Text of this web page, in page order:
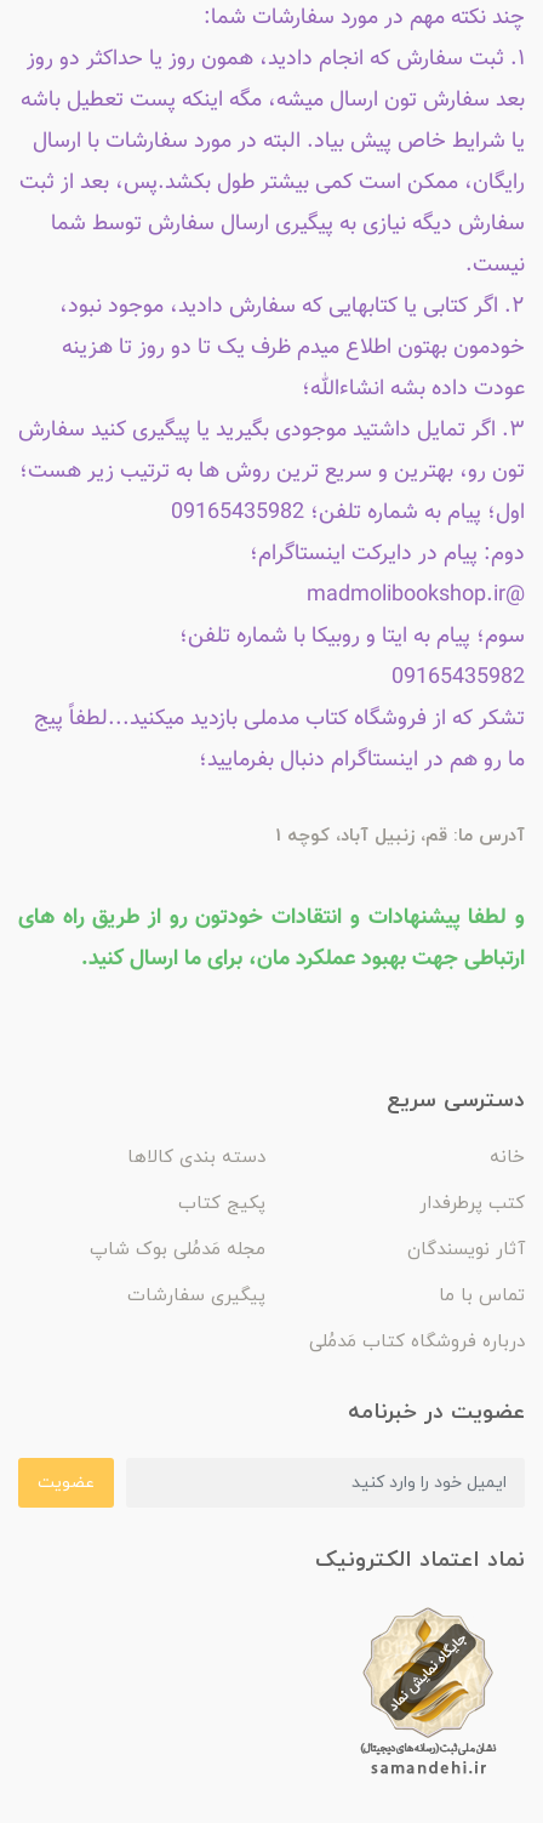
چند نکته مهم در مورد سفارشات شما:
۱. ثبت سفارش که انجام دادید، همون روز یا حداکثر دو روز
بعد سفارش تون ارسال میشه، مگه اینکه پست تعطیل باشه
یا شرایط خاص پیش بیاد. البته در مورد سفارشات با ارسال
رایگان، ممکن است کمی بیشتر طول بکشد.پس، بعد از ثبت
سفارش دیگه نیازی به پیگیری ارسال سفارش توسط شما
نیست.
۲. اگر کتابی یا کتابهایی که سفارش دادید، موجود نبود،
خودمون بهتون اطلاع میدم ظرف یک تا دو روز تا هزینه
عودت داده بشه انشاءالله؛
۳. اگر تمایل داشتید موجودی بگیرید یا پیگیری کنید سفارش
تون رو، بهترین و سریع ترین روش ها به ترتیب زیر هست؛
اول؛ پیام به شماره تلفن؛ 09165435982
دوم: پیام در دایرکت اینستاگرام؛
@madmolibookshop.ir
سوم؛ پیام به ایتا و روبیکا با شماره تلفن؛
09165435982
تشکر که از فروشگاه کتاب مدملی بازدید میکنید...لطفاً پیج
ما رو هم در اینستاگرام دنبال بفرمایید؛
آدرس ما: قم، زنبیل آباد، کوچه 1
و لطفا پیشنهادات و انتقادات خودتون رو از طریق راه های
ارتباطی جهت بهبود عملکرد مان، برای ما ارسال کنید.
دسترسی سریع
خانه
دسته بندی کالاها
کتب پرطرفدار
پکیج کتاب
آثار نویسندگان
مجله مَدمُلی بوک شاپ
تماس با ما
پیگیری سفارشات
درباره فروشگاه کتاب مَدمُلی
عضویت در خبرنامه
عضویت
نماد اعتماد الکترونیک